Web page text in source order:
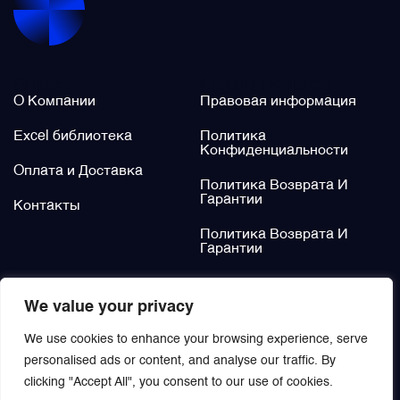
We value your privacy
We use cookies to enhance your browsing experience, serve
personalised ads or content, and analyse our traffic. By
clicking "Accept All", you consent to our use of cookies.
О Компании
Excel библиотека
Оплата и Доставка
Контакты
Правовая информация
Политика
Конфиденциальности
Политика Возврата И
Гарантии
Политика Возврата И
Гарантии
Щётки (угольные щётки)